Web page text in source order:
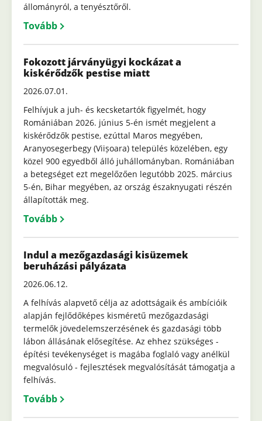
állományról, a tenyésztőről.
Tovább
Fokozott járványügyi kockázat a
kiskérődzők pestise miatt
2026.07.01.
Felhívjuk a juh- és kecsketartók figyelmét, hogy
Romániában 2026. június 5-én ismét megjelent a
kiskérődzők pestise, ezúttal Maros megyében,
Aranyosegerbegy (Viișoara) település közelében, egy
közel 900 egyedből álló juhállományban. Romániában
a betegséget ezt megelőzően legutóbb 2025. március
5-én, Bihar megyében, az ország északnyugati részén
állapították meg.
Tovább
Indul a mezőgazdasági kisüzemek
beruházási pályázata
2026.06.12.
A felhívás alapvető célja az adottságaik és ambícióik
alapján fejlődőképes kisméretű mezőgazdasági
termelők jövedelemszerzésének és gazdasági több
lábon állásának elősegítése. Az ehhez szükséges -
építési tevékenységet is magába foglaló vagy anélkül
megvalósuló - fejlesztések megvalósítását támogatja a
felhívás.
Tovább